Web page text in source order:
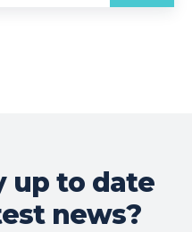
up to date
news?